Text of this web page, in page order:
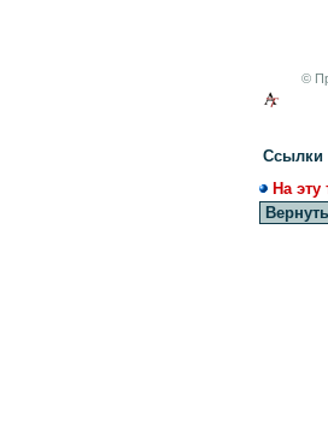
©
Ссылки
На эту